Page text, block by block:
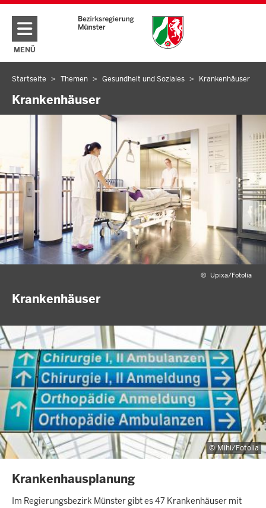
Direkt zum Inhalt
MENÜ
NAVIGATION AKTIVIEREN/DEAKTIVIEREN: HAUPTMENÜ
Sie
befinden
Startseite Themen Gesundheit und Soziales Krankenhäuser
Krankenhäuser
© Upixa/Fotolia
Krankenhäuser
Mihi/Fotolia
INHALTSSEITE
Krankenhausplanung
Im Regierungsbezirk Münster gibt es 47 Krankenhäuser mit